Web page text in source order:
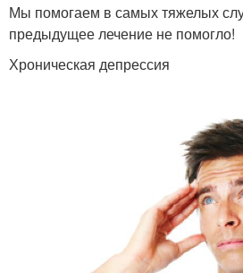
Мы помогаем в самых тяжелых
предыдущее лечение не помогло!
Хроническая депрессия